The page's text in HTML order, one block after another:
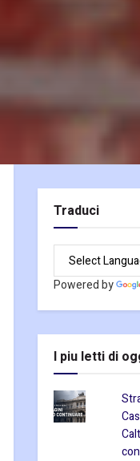
Traduci
Powered by
I piu letti di